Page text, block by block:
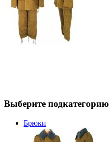
Выберите подкатегорию
Брюки